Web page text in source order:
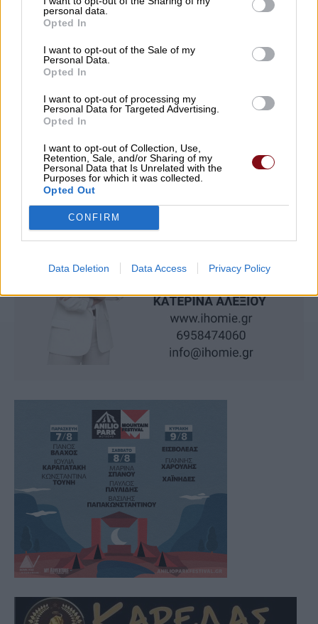
personal data.
Opted In
I want to opt-out of the Sale of my
Personal Data.
Opted In
I want to opt-out of processing my
Personal Data for Targeted Advertising.
Opted In
I want to opt-out of Collection, Use,
Retention, Sale, and/or Sharing of my
Personal Data that Is Unrelated with the
Purposes for which it was collected.
Opted Out
CONFIRM
Data Deletion Data Access Privacy Policy
08/08/2026 , 9:40
Δείτε εδώ όλα τα νέα